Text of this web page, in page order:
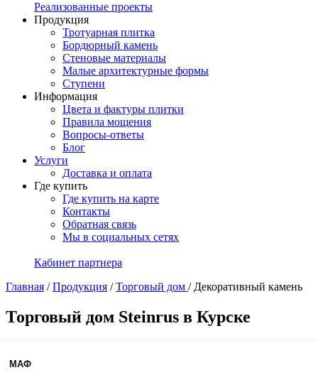
Реализованные проекты
Продукция
Тротуарная плитка
Бордюрный камень
Стеновые материалы
Малые архитектурные формы
Ступени
Информация
Цвета и фактуры плитки
Правила мощения
Вопросы-ответы
Блог
Услуги
Доставка и оплата
Где купить
Где купить на карте
Контакты
Обратная связь
Мы в социальных сетях
Кабинет партнера
Главная /Продукция /Торговый дом / Декоративный камень
Торговый дом Steinrus в Курске
МАФ